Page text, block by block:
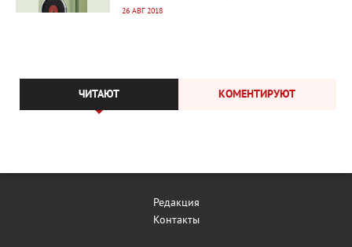
26 АВГ 2018
ЧИТАЮТ КОМЕНТИРУЮТ
Редакция
Контакты